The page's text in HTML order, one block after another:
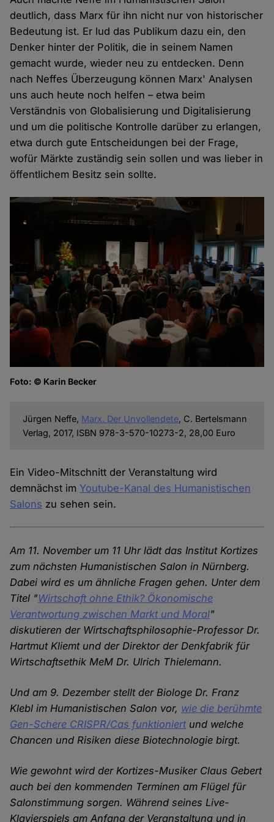
deutlich, dass Marx für ihn nicht nur von historischer
Bedeutung ist. Er lud das Publikum dazu ein, den
Denker hinter der Politik, die in seinem Namen
gemacht wurde, wieder neu zu entdecken. Denn
nach Neffes Überzeugung können Marx' Analysen
uns auch heute noch helfen – etwa beim
Verständnis von Globalisierung und Digitalisierung
und um die politische Kontrolle darüber zu erlangen,
etwa durch gute Entscheidungen bei der Frage,
wofür Märkte zuständig sein sollen und was lieber in
öffentlichem Besitz sein sollte.
Foto: © Karin Becker
Jürgen Neffe, Marx. Der Unvollendete, C. Bertelsmann
Verlag, 2017, ISBN 978-3-570-10273-2, 28,00 Euro
Ein Video-Mitschnitt der Veranstaltung wird
demnächst im Youtube-Kanal des Humanistischen
Salons zu sehen sein.
Am 11. November um 11 Uhr lädt das Institut Kortizes
zum nächsten Humanistischen Salon in Nürnberg.
Dabei wird es um ähnliche Fragen gehen. Unter dem
Titel "Wirtschaft ohne Ethik? Ökonomische
Verantwortung zwischen Markt und Moral"
diskutieren der Wirtschaftsphilosophie-Professor Dr.
Hartmut Kliemt und der Direktor der Denkfabrik für
Wirtschaftsethik MeM Dr. Ulrich Thielemann.
Und am 9. Dezember stellt der Biologe Dr. Franz
Klebl im Humanistischen Salon vor, wie die berühmte
Gen-Schere CRISPR/Cas funktioniertund welche
Chancen und Risiken diese Biotechnologie birgt.
Wie gewohnt wird der Kortizes-Musiker Claus Gebert
auch bei den kommenden Terminen am Flügel für
Salonstimmung sorgen. Während seines Live-
Klavierspiels am Anfang der Veranstaltung und in